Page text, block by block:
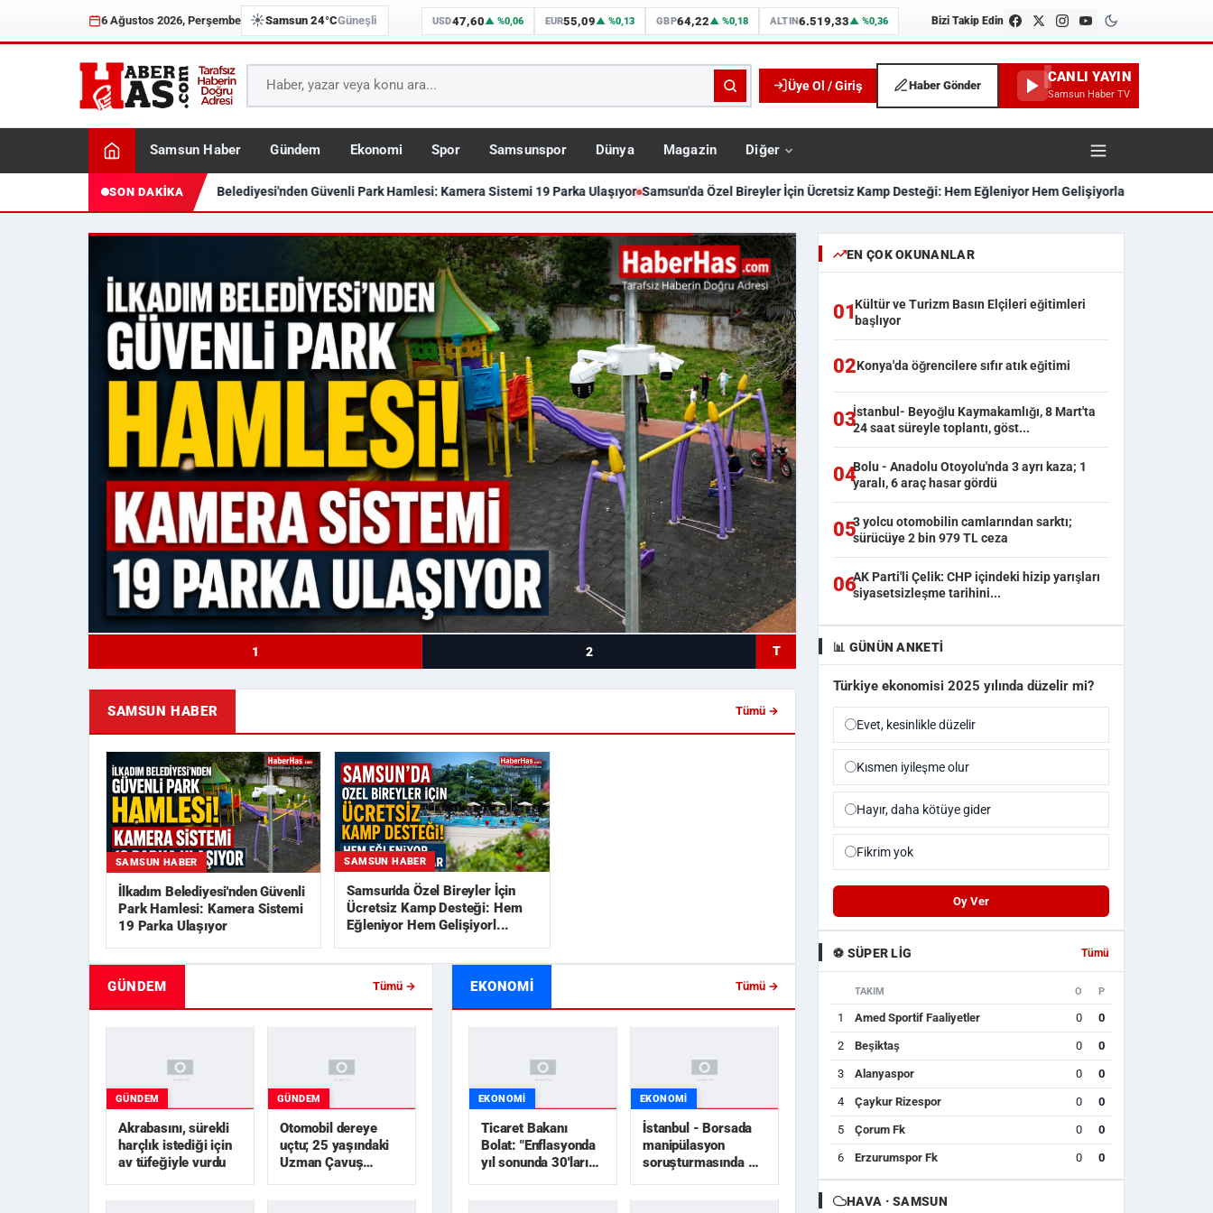
6 Ağustos 2026, Perşembe ☀️Samsun 24°CGüneşli USD47,60▲ %0,06 EUR55,09▲ %0,13 GBP64,22▲ %0,18 ALTIN6.519,33▲ %0,36 Bizi Takip Edin
Üye Ol / Giriş Haber Gönder
CANLI YAYIN
Samsun Haber TV
Samsun Haber Gündem Ekonomi Spor Samsunspor Dünya Magazin Diğer
SON DAKİKAİlkadım Belediyesi'nden Güvenli Park Hamlesi: Kamera Sistemi 19 Parka Ulaşıyor Samsun'da Özel Bireyler İçin Ücretsiz Kamp Desteği: Hem Eğleniyor Hem Gelişiyorlar
Haberhas — Samsun Son Dakika Haberleri, Gündem, Samsunspor ve İlçe Haberleri
1 2 T
SAMSUN HABER Tümü →
SAMSUN HABER
İlkadım Belediyesi'nden Güvenli
Park Hamlesi: Kamera Sistemi
19 Parka Ulaşıyor
SAMSUN HABER
Samsun'da Özel Bireyler İçin
Ücretsiz Kamp Desteği: Hem
Eğleniyor Hem Gelişiyorl...
GÜNDEM Tümü →
GÜNDEM
Akrabasını, sürekli
harçlık istediği için
av tüfeğiyle vurdu
GÜNDEM
Otomobil dereye
uçtu; 25 yaşındaki
Uzman Çavuş
EKONOMI Tümü →
EKONOMI
Ticaret Bakanı
Bolat: "Enflasyonda
yıl sonunda 30'ların
EKONOMI
İstanbul - Borsada
manipülasyon
soruşturmasında 12
EN ÇOK OKUNANLAR
01Kültür ve Turizm Basın Elçileri eğitimleri
başlıyor
02Konya'da öğrencilere sıfır atık eğitimi
03İstanbul- Beyoğlu Kaymakamlığı, 8 Mart'ta
24 saat süreyle toplantı, göst...
04Bolu - Anadolu Otoyolu'nda 3 ayrı kaza; 1
yaralı, 6 araç hasar gördü
053 yolcu otomobilin camlarından sarktı;
sürücüye 2 bin 979 TL ceza
06AK Parti'li Çelik: CHP içindeki hizip yarışları
siyasetsizleşme tarihini...
📊 GÜNÜN ANKETI
Türkiye ekonomisi 2025 yılında düzelir mi?
Evet, kesinlikle düzelir
Kısmen iyileşme olur
Hayır, daha kötüye gider
Fikrim yok
Oy Ver
⚽ SÜPER LIG Tümü
TAKIM O P
1 Amed Sportif Faaliyetler 0 0
2 Beşiktaş 0 0
3 Alanyaspor 0 0
4 Çaykur Rizespor 0 0
5 Çorum Fk 0 0
6 Erzurumspor Fk 0 0
HAVA · SAMSUN